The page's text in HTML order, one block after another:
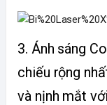
3. Ánh sáng
chiếu rộng
và nịnh mắt